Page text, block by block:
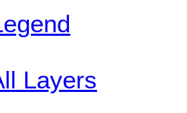
Layers